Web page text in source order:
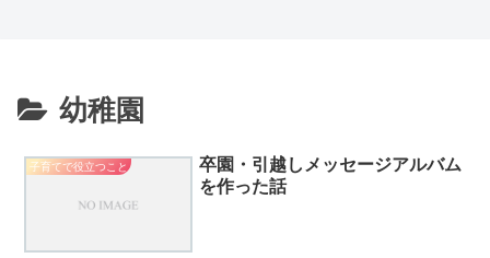
幼稚園
子育てで役立つこと
卒園・引越しメッセージアルバム
を作った話